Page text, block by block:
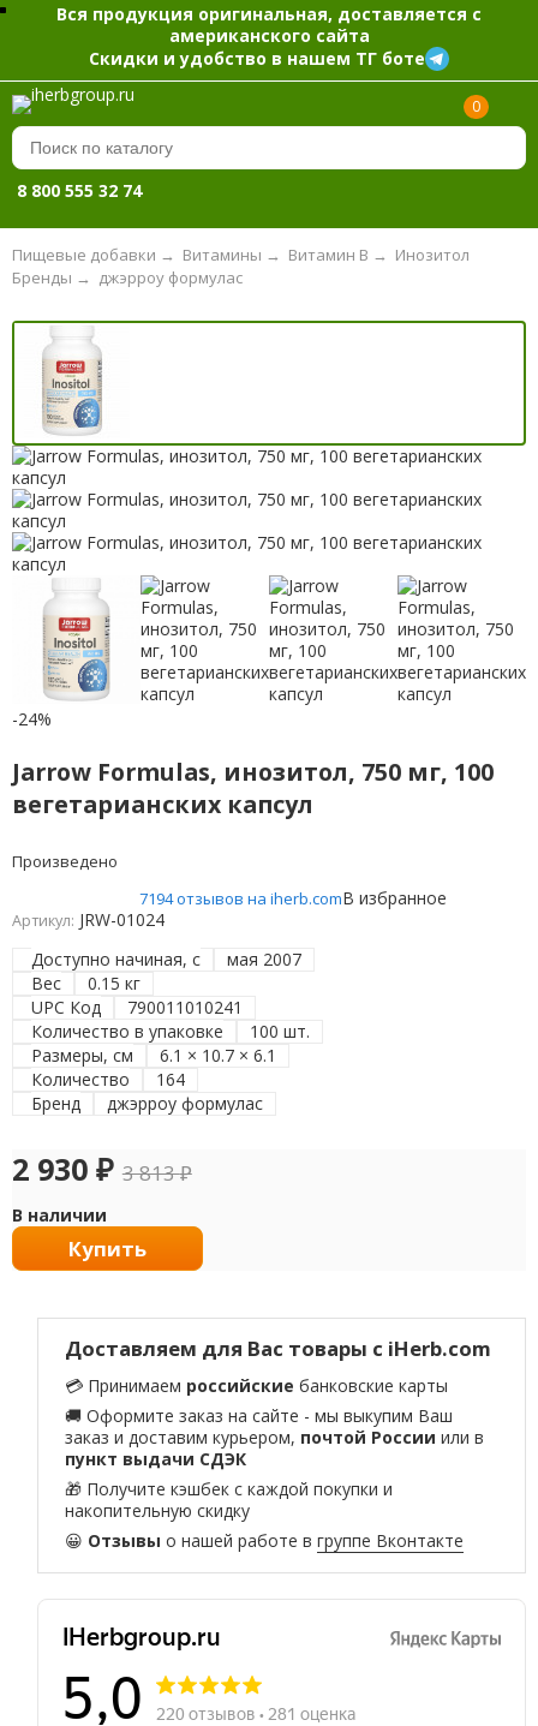
Вся продукция оригинальная, доставляется с
американского сайта
Скидки и удобство в нашем ТГ боте
0
8 800 555 32 74
Пищевые добавки → Витамины → Витамин B → Инозитол
джэрроу формулас
Бренды →
-24%
Jarrow Formulas, инозитол, 750 мг, 100
вегетарианских капсул
Произведено
7194 отзывов на iherb.comВ избранное
Артикул: JRW-01024
Доступно начиная, с
мая 2007
Вес
0.15 кг
UPC Код
790011010241
Количество в упаковке
100 шт.
Размеры, см
6.1 × 10.7 × 6.1
Количество
164
Бренд
джэрроу формулас
2 930 ₽ 3 813₽
В наличии
Купить
Доставляем для Вас товары с iHerb.com
💳 Принимаем российские банковские карты
🚚 Оформите заказ на сайте - мы выкупим Ваш
заказ и доставим курьером, почтой России или в
пункт выдачи СДЭК
🎁 Получите кэшбек с каждой покупки и
накопительную скидку
😀 Отзывы о нашей работе вгруппе Вконтакте